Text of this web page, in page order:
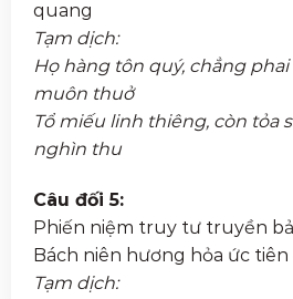
quang
Tạm dịch:
Họ hàng tôn quý, chẳng
muôn thuở
Tổ miếu linh thiêng, còn tỏa
nghìn thu
Câu đối 5:
Phiến niệm truy tư truyền
Bách niên hương hỏa ức tiên
Tạm dịch: